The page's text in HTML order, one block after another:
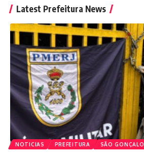
Latest Prefeitura News
NOTICIAS PREFEITURA SÃO GONÇALO